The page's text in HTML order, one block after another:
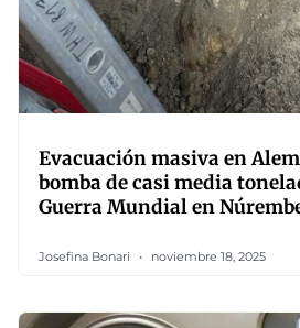
Evacuación masiva en
bomba de casi media
Guerra Mundial en
Josefina Bonari noviembre 18, 2025